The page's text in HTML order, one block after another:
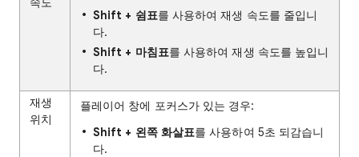
Shift + 쉼표를 사용하여 재생 속도를 줄입니
다.
Shift + 마침표를 사용하여 재생 속도를 높입니
다.
재생
위치
플레이어 창에 포커스가 있는 경우:
Shift + 왼쪽 화살표를 사용하여 5초 되감습니
다.